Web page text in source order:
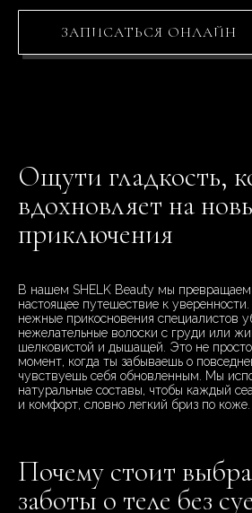
ЗАПИСАТЬСЯ ОНЛАЙН
Ощути гладкость,
вдохновляет на
приключения
В нашем SHELK Beauty мы
настоящее путешествие к
нежные прикосновения специалистов
нежелательные волоски с груди или
шелковистой и дышащей. Это не
момент, когда ты забываешь о
чувствуешь себя обновленным. Мы
натуральные составы, чтобы каждый
и комфорт, словно легкий бриз по коже.
Почему стоит
заботы о теле без